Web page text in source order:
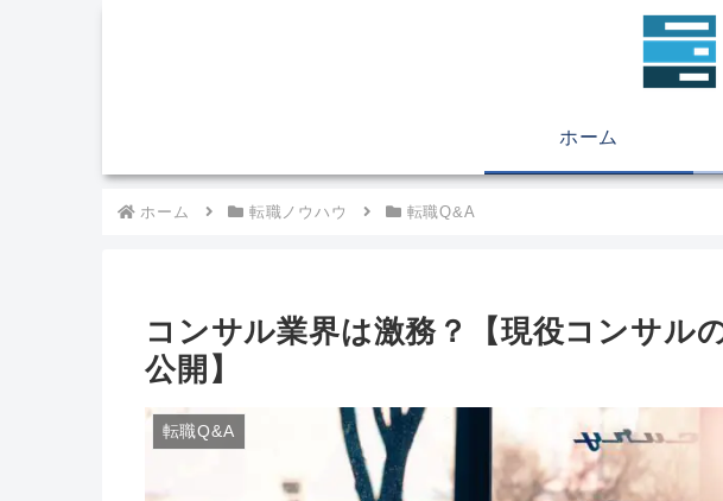
ホーム
ホーム 転職ノウハウ 転職Q&A
コンサル業界は激務？【現役コンサル
公開】
転職Q&A